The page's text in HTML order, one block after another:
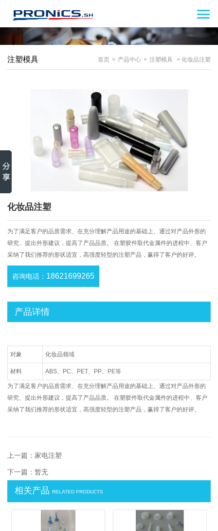

注塑模具 首页 > 产品中心 > 注塑模具 > 化妆品注塑
化妆品注塑
为了满足客户的品质需求、在充分理解产品用途的基础上、通过对产品外形的
研究、提出外形建议，提高了产品品质。 在塑胶件取代金属件的进程中、客户
采纳了我们推荐的形状适宜，高强度轻型的注塑产品，赢得了客户的好评。
咨询电话： 18621699265
产品详情
对象 化妆品领域
材料 ABS、PC、PET、PP、PE等
为了满足客户的品质需求、在充分理解产品用途的基础上、通过对产品外形的
研究、提出外形建议，提高了产品品质。 在塑胶件取代金属件的进程中、客户
采纳了我们推荐的形状适宜，高强度轻型的注塑产品，赢得了客户的好评。
上一篇： 家电注塑
下一篇：暂无
相关产品 RELATED PRODUCTS